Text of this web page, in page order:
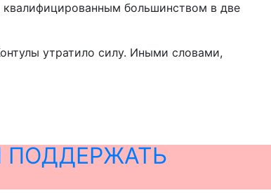
большинством в две
утратило силу. Иными словами,
ПОДДЕРЖАТЬ